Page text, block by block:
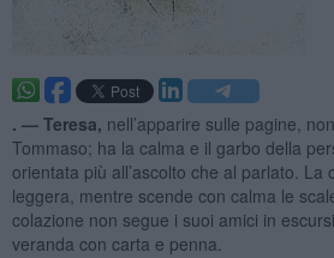
. — Teresa, nell’apparire sulle pagine,
Tommaso; ha la calma e il garbo della
orientata più all’ascolto che al parlato. La
leggera, mentre scende con calma le
colazione non segue i suoi amici in
veranda con carta e penna.